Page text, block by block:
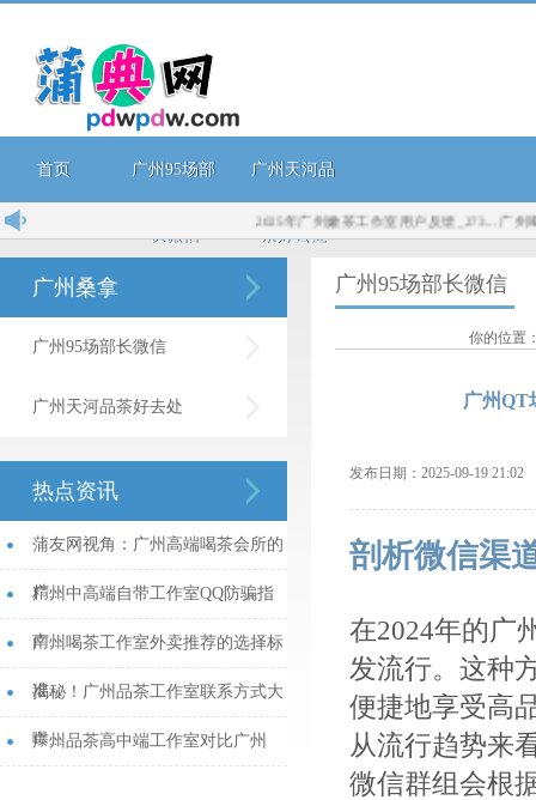
首页 广州95场部
长微信
广州天河品
茶好去处
2025年广州嫩茶工作室用户反馈_273... 广州喝
广州桑拿
广州95场部长微信
广州天河品茶好去处
热点资讯
蒲友网视角：广州高端喝茶会所的
精...
广州中高端自带工作室QQ防骗指
南...
广州喝茶工作室外卖推荐的选择标
准...
揭秘！广州品茶工作室联系方式大
曝...
‌广州品茶高中端工作室对比广州
广州95场部长微信
你的位置
广州QT
发布日期：2025-09-19
剖析微信渠
在2024年的广
发流行。这种
便捷地享受高
从流行趋势来
微信群组会根